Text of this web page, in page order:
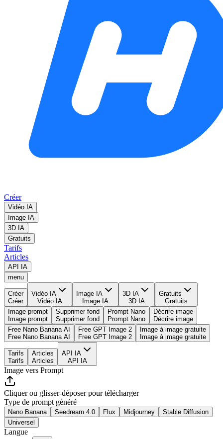
Créer
Vidéo IA
Image IA
3D IA
Gratuits
Tarifs
Articles
API IA
menu
Créer
Créer
Vidéo IA
Vidéo IA
Image IA
Image IA
3D IA
3D IA
Gratuits
Gratuits
Image prompt
Image prompt
Supprimer fond
Supprimer fond
Prompt Nano
Prompt Nano
Décrire image
Décrire image
Free Nano Banana AI
Free Nano Banana AI
Free GPT Image 2
Free GPT Image 2
Image à image gratuite
Image à image gratuite
Tarifs
Tarifs
Articles
Articles
API IA
API IA
Image vers Prompt
Cliquer ou glisser-déposer pour télécharger
Type de prompt généré
Nano Banana Seedream 4.0 Flux Midjourney
Stable Diffusion
Universel
Langue